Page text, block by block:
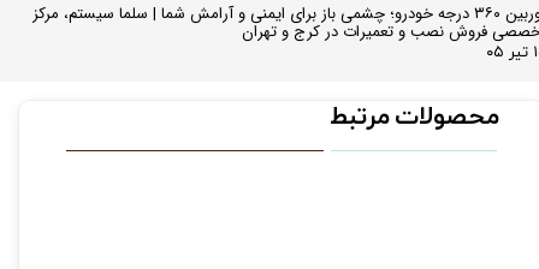
دوربین ۳۶۰ درجه خودرو؛ چشمی باز برای ایمنی و آرامش شما | سلما سیستم، مرکز
فروش نصب و تعمیرات در کرج و تهران
محصولات مرتبط